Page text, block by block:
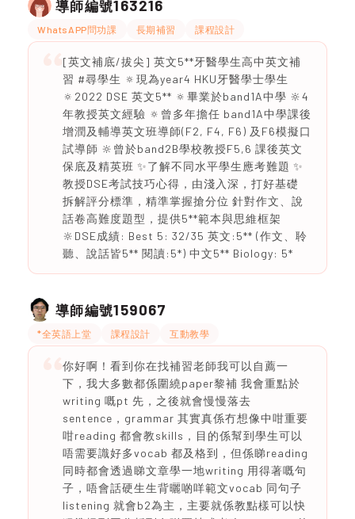
導師編號163216
WhatsAPP問功課 長期補習 課程設計
[英文補底/拔尖] 英文5**牙醫學生高中英文補
習 #尋學生 🔅現為year4 HKU牙醫學士學生
🔅2022 DSE 英文5** 🔅畢業於band1A中學 🔆4
年教授英文經驗 🔅曾多年擔任 band1A中學課後
增潤及輔導英文班導師(F2, F4, F6) 及F6模擬口
試導師 🔆曾於band2B學校教授F5,6 課後英文
保底及精英班 ✨了解不同水平學生應考難題 ✨
教授DSE考試技巧心得，由淺入深，打好基礎
拆解評分標準，精準掌握搶分位 針對作文、說
話卷高難度題型，提供5**範本與思維框架
🔆DSE成績: Best 5: 32/35 英文:5** (作文、聆
聽、說話皆5** 閱讀:5*) 中文5** Biology: 5*
導師編號159067
*全英語上堂 課程設計 互動教學
你好啊！看到你在找補習老師我可以自薦一
下，我大多數都係圍繞paper黎補 我會重點於
writing 嘅pt 先，之後就會慢慢落去
sentence，grammar 其實真係冇想像中咁重要
咁reading 都會教skills，目的係幫到學生可以
唔需要識好多vocab 都及格到，但係睇reading
同時都會透過睇文章學一地writing 用得著嘅句
子，唔會話硬生生背曬啲咩範文vocab 同句子
listening 就會b2為主，主要就係教點樣可以快